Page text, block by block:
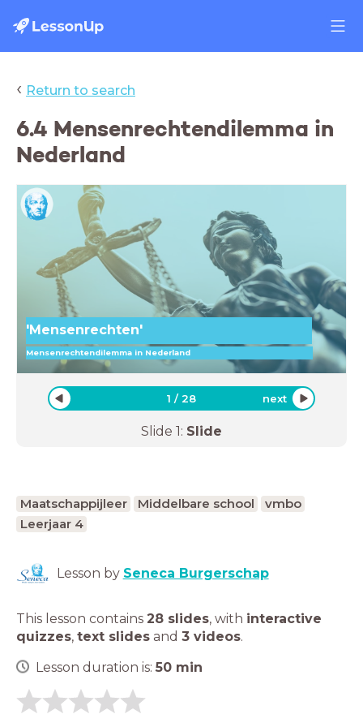
‹ Return to search
6.4 Mensenrechtendilemma in
Nederland
'Mensenrechten'
Mensenrechtendilemma in Nederland
1 /28 next
Slide 1: Slide
Maatschappijleer Middelbare school
vmbo
Leerjaar 4
Lesson by Seneca Burgerschap
This lesson contains 28 slides, with interactive
quizzes, text slides and 3 videos.
Lesson duration is: 50 min